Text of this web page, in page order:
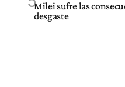
Milei sufre las
desgaste